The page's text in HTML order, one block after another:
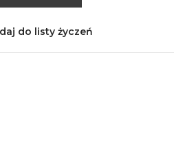
do listy życzeń